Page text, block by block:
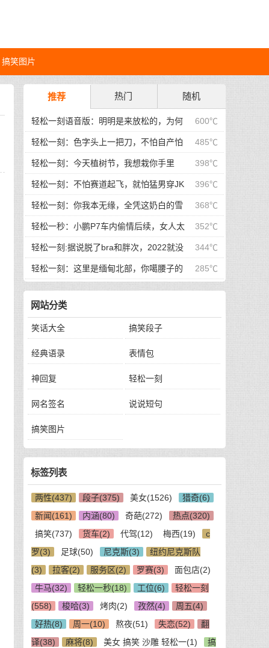
搞笑图片
推荐 热门 随机
600℃
轻松一刻语音版：明明是来放松的，为何
更累了 485℃
轻松一刻：色字头上一把刀，不怕自产怕
自销！ 398℃
轻松一刻：今天植树节，我想栽你手里
396℃
轻松一刻：不怕赛道起飞，就怕猛男穿JK
368℃
轻松一刻：你我本无缘，全凭这奶白的雪
子！ 352℃
轻松一秒：小鹏P7车内偷情后续，女人太
倒霉了… 344℃
轻松一刻:据说脱了bra和胖次，2022就没
有凶兆和苦头？ 285℃
轻松一刻：这里是缅甸北部，你噶腰子的
地方
网站分类
笑话大全 搞笑段子
经典语录 表情包
神回复 轻松一刻
网名签名 说说短句
搞笑图片
标签列表
两性(437) 段子(375) 美女(1526)
猎奇(6)
新闻(161)
内涵(80) 奇葩(272)
热点(320)
搞笑(737)
货车(2) 代驾(12) 梅西(19)
c
罗(3)
足球(50) 尼克斯(3)
纽约尼克斯队
(3)
拉客(2) 服务区(2) 罗赛(3)
面包店(2)
牛马(32)
轻松一秒(18) 工位(6)
轻松一刻
(558)
梭哈(3) 烤肉(2) 孜然(4)
周五(4)
好热(8)
周一(10) 熬夜(51) 失恋(52)
翻
译(38)
麻将(8) 美女 搞笑 沙雕 轻松一(1)
搞